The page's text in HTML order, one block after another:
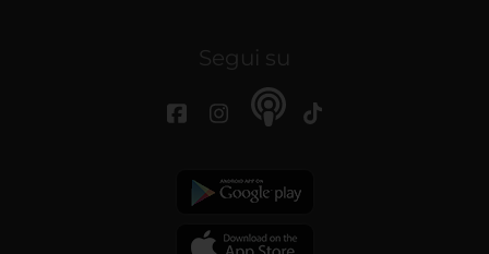
Segui su